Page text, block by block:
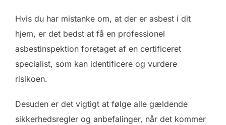
Hvis du har mistanke om, at der er asbest i dit
hjem, er det bedst at få en professionel
asbestinspektion foretaget af en certificeret
specialist, som kan identificere og vurdere
risikoen.
Desuden er det vigtigt at følge alle gældende
sikkerhedsregler og anbefalinger, når det kommer